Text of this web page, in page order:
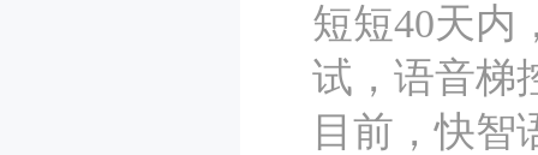
短短40天内
试，语音梯
目前，快智